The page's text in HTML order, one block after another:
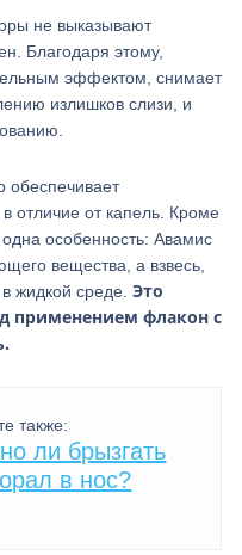
не выказывают
Благодаря этому,
эффектом, снимает
излишков слизи, и
обеспечивает
отличие от капель. Кроме
особенность: Авамис
вещества, а взвесь,
в жидкой среде.Это
применением флакон с
также:
ли брызгать
в нос?